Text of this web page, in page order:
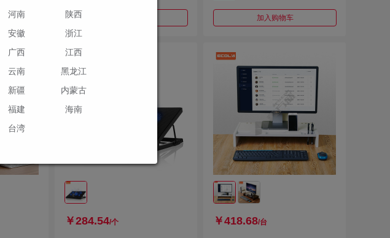
加入购物车
￥284.54/个 ￥418.68/台
河南
陕西
安徽
浙江
广西
江西
云南
黑龙江
新疆
内蒙古
福建
海南
台湾